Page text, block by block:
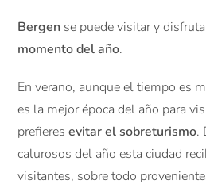
Bergen se puede visitar y
momento del año.
En verano, aunque el tiempo es
es la mejor época del año para
prefieresevitar el sobreturismo.
calurosos del año esta ciudad
visitantes, sobre todo